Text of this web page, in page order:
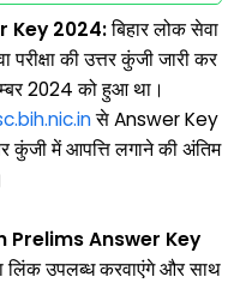
Key 2024:बिहार लोक सेवा
की उत्तर कुंजी जारी कर
2024 को हुआ था।
से Answer Key
में आपत्ति लगाने की अंतिम
Prelims Answer Key
लिंक उपलब्ध करवाएंगे और साथ